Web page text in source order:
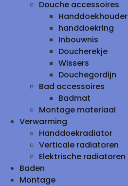
Douche accessoires
Handdoekhouder
handdoekring
Inbouwnis
Doucherekje
Wissers
Douchegordijn
Bad accessoires
Badmat
Montage materiaal
Verwarming
Handdoekradiator
Verticale radiatoren
Elektrische radiatoren
Baden
Montage